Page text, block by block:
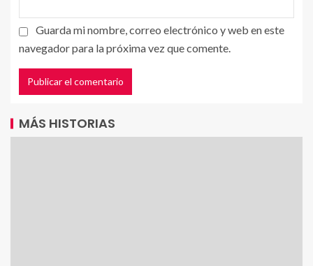
Guarda mi nombre, correo electrónico y web en este
navegador para la próxima vez que comente.
MÁS HISTORIAS